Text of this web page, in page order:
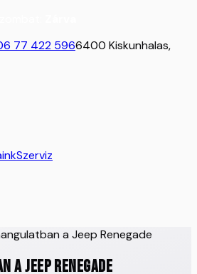
77 422 5966400 Kiskunhalas,
Szerviz
a Jeep Renegade
a Jeep Renegade